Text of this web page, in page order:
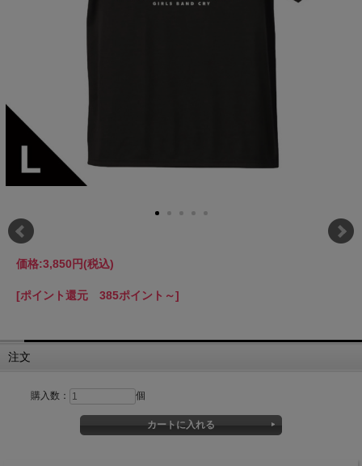
価格:3,850円(税込)
[ポイント還元 385ポイント～]
注文
購入数： 個